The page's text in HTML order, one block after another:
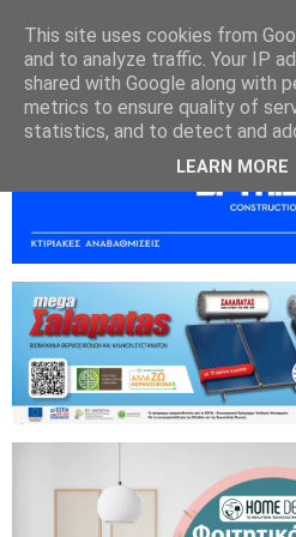
This site uses cookies from
and to analyze traffic. Your IP
shared with Google along with
metrics to ensure quality of
statistics, and to detect and
LEARN MORE